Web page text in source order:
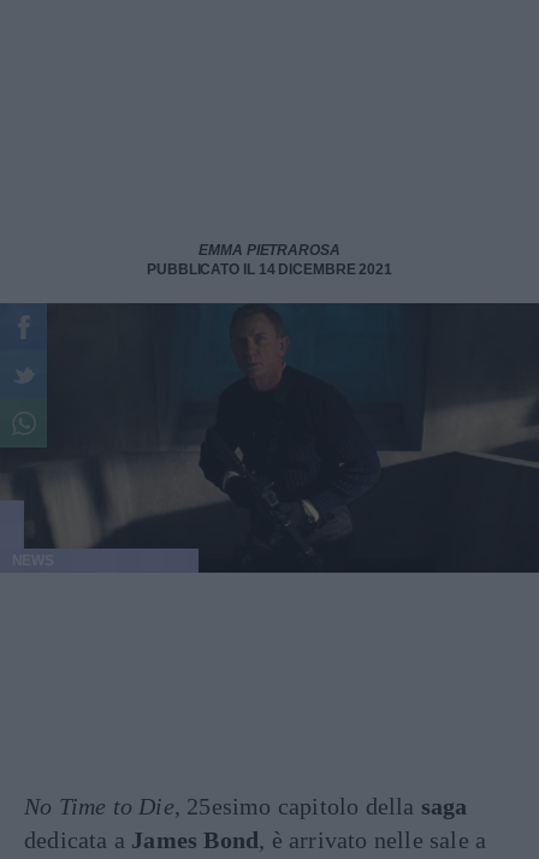
EMMA PIETRAROSA
PUBBLICATO IL 14 DICEMBRE 2021
No Time to Die, 25esimo capitolo della saga
dedicata a James Bond, è arrivato nelle sale a